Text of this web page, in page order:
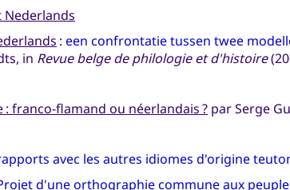
Nederlands
: een confrontatie tussen twee
in Revue belge de philologie et d'histoire
franco-flamand ou néerlandais ?par Serge
avec les autres idiomes d'origine
d'une orthographie commune aux